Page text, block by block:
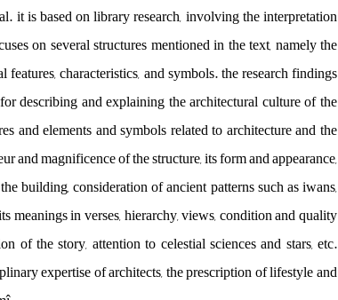
it is based on library research, involving the interpretation
on several structures mentioned in the text, namely the
characteristics, and symbols. the research findings
describing and explaining the architectural culture of the
and elements and symbols related to architecture and the
and magnificence of the structure, its form and appearance,
building, consideration of ancient patterns such as iwans,
meanings in verses, hierarchy, views, condition and quality
of the story, attention to celestial sciences and stars, etc.
expertise of architects, the prescription of lifestyle and